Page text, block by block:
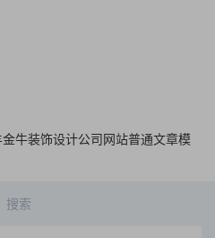
牛装饰设计公司网站普通文章模
搜索